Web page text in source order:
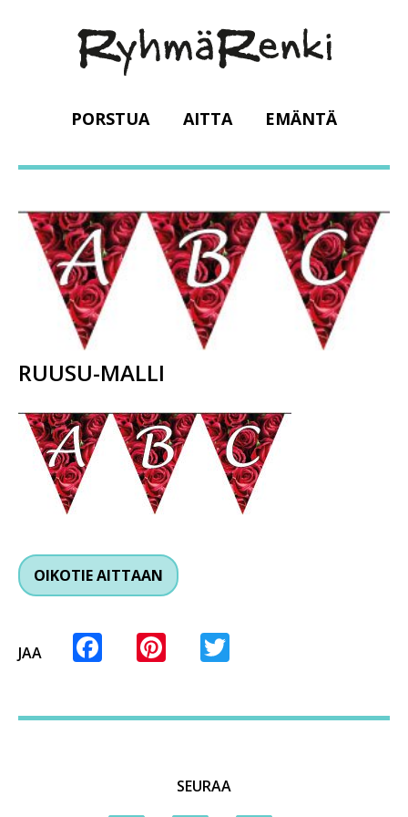
PORSTUA AITTA EMÄNTÄ
RUUSU-MALLI
OIKOTIE AITTAAN
JAA Facebook
Pinterest
SEURAA